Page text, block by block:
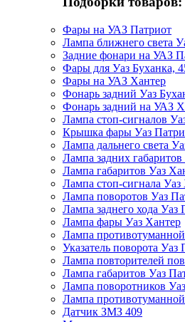
Фары на УАЗ Патриот
Лампа ближнего света
Задние фонари на УАЗ
Фары для Уаз Буханка,
Фары на УАЗ Хантер
Фонарь задний Уаз
Фонарь задний на УАЗ
Лампа стоп-сигналов
Крышка фары Уаз
Лампа дальнего света
Лампа задних
Лампа габаритов Уаз
Лампа стоп-сигнала Уаз
Лампа поворотов Уаз
Лампа заднего хода Уаз
Лампа фары Уаз Хантер
Лампа
Указатель поворота Уаз
Лампа повторителей
Лампа габаритов Уаз
Лампа поворотников
Лампа
Датчик ЗМЗ 409